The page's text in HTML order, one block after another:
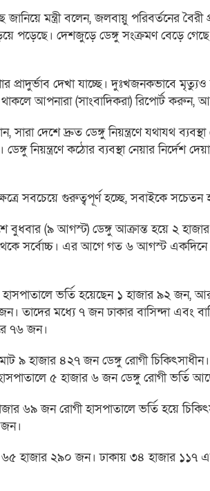
জানিয়ে মন্ত্রী বলেন, জলবায়ু পরিবর্তনের
পড়েছে। দেশজুড়ে ডেঙ্গু সংক্রমণ বেড়ে
দেখা যাচ্ছে। দুঃখজনকভাবে
থাকলে আপনারা (সাংবাদিকরা) রিপোর্ট করুন,
সারা দেশে দ্রুত ডেঙ্গু নিয়ন্ত্রণে যথাযথ
নিয়ন্ত্রণে কঠোর ব্যবস্থা নেয়ার
সবচেয়ে গুরুত্বপূর্ণ হচ্ছে, সবাইকে সচেতন
বুধবার (৯ আগস্ট) ডেঙ্গু আক্রান্ত হয়ে ২
সর্বোচ্চ। এর আগে গত ৬ আগস্ট
ভর্তি হয়েছেন ১ হাজার ৯২ জন,
মধ্যে ৭ জন ঢাকার বাসিন্দা এবং
৭৬ জন।
৯ হাজার ৪২৭ জন ডেঙ্গু রোগী
৫ হাজার ৬ জন ডেঙ্গু রোগী ভর্তি
৬৯ জন রোগী হাসপাতালে ভর্তি হয়ে
৬৫ হাজার ২৯০ জন। ঢাকায় ৩৪ হাজার ১১৭